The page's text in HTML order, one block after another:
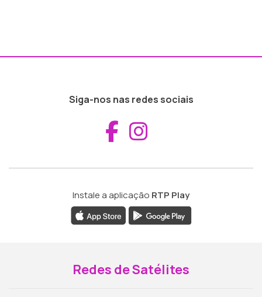
Siga-nos nas redes sociais
Aceder ao
Instale a aplicação RTP Play
Redes de Satélites